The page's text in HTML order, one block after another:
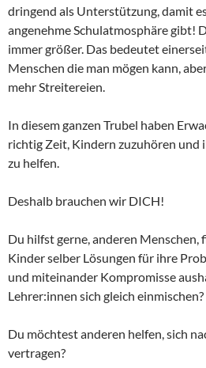
dringend als Unterstützung, damit
angenehme Schulatmosphäre gibt!
immer größer. Das bedeutet
Menschen die man mögen kann,
mehr Streitereien.
In diesem ganzen Trubel haben
richtig Zeit, Kindern zuzuhören
zu helfen.
Deshalb brauchen wir DICH!
Du hilfst gerne, anderen Menschen,
Kinder selber Lösungen für ihre
und miteinander Kompromisse
Lehrer:innen sich gleich einmischen?
Du möchtest anderen helfen, sich
vertragen?